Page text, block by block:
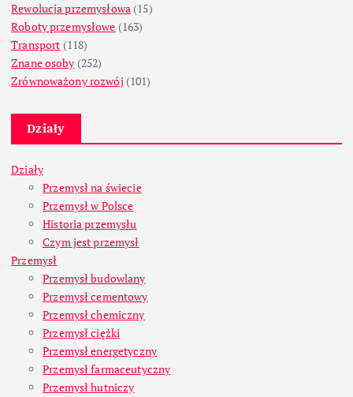
Rewolucja przemysłowa (15)
Roboty przemysłowe (163)
Transport (118)
Znane osoby (252)
Zrównoważony rozwój (101)
Działy
Działy
Przemysł na świecie
Przemysł w Polsce
Historia przemysłu
Czym jest przemysł
Przemysł
Przemysł budowlany
Przemysł cementowy
Przemysł chemiczny
Przemysł ciężki
Przemysł energetyczny
Przemysł farmaceutyczny
Przemysł hutniczy